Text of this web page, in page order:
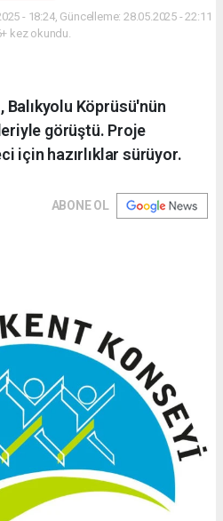
- 18:24, Güncelleme: 28.05.2025 - 22:11
kez okundu.
Balıkyolu Köprüsü'nün
görüştü. Proje
için hazırlıklar sürüyor.
ABONE OL